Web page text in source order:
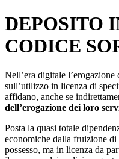
DEPOSITO
CODICE
Nell’era digitale
sull’utilizzo in licenza di
affidano, anche se
dell’erogazione dei loro
Posta la quasi totale
economiche dalla fruizione di
possesso, ma in licenza da